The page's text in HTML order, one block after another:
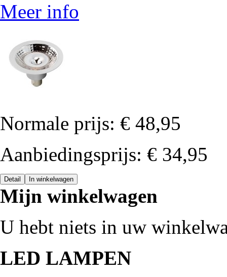
Meer info
Normale prijs: € 48,95
Aanbiedingsprijs: € 34,95
Detail In winkelwagen
Mijn winkelwagen
U hebt niets in uw
LED LAMPEN